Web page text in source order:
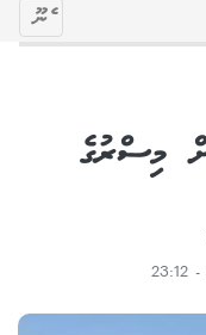
މެނޫ
މިސްރުގެ